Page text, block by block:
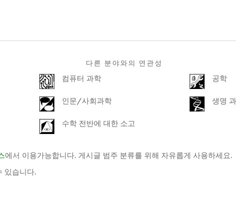
다른 분야와의 연관성
컴퓨터 과학 공학
인문/사회과학 생명
수학 전반에 대한 소고
에서 이용가능합니다. 게시글 범주 분류를 위해 자유롭게 사용하세요.
있습니다.